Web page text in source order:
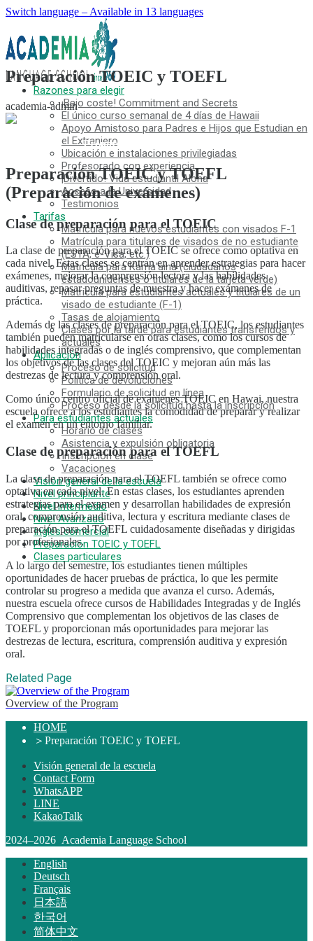
Switch language – Available in 13 languages
Razones para elegir
¡Bajo coste! Commitment and Secrets
El único curso semanal de 4 días de Hawaii
Apoyo Amistoso para Padres e Hijos que Estudian en
el Extranjero
Ubicación e instalaciones privilegiadas
Profesorado con experiencia
¡Divertido! Vida estudiantil Aloha
Acceso a la Universidad
Testimonios
Tarifas
Matrícula para nuevos estudiantes con visados F-1
Matrícula para titulares de visados de no estudiante
(ESTA, e-Visa, etc.)
Matrícula para Kama’aina (ciudadanos
estadounidenses o titulares de la tarjeta verde)
Matrícula para estudiantes actuales y titulares de un
visado de estudiante (F-1)
Tasas de alojamiento
Clases por la tarde para estudiantes transferidos y
actuales
Aplicación
Proceso de solicitud
Política de devoluciones
Formulario de solicitud en línea
Proceso desde la solicitud hasta la inscripción
Para estudiantes actuales
Horario de clases
Asistencia y expulsión obligatoria
Inscripción en clase
Vacaciones
Visión general de la escuela
Nivel principiante
Nivel intermedio
Nivel Avanzado
Inglés comercial
Preparación TOEIC y TOEFL
Clases particulares
MENU
Razones para elegir
¡Bajo coste! Commitment and Secrets
El único curso semanal de 4 días de Hawaii
Apoyo Amistoso para Padres e Hijos que
Profesorado con experiencia
¡Divertido! Vida estudiantil Aloha
Acceso a la Universidad
Testimonios
Tarifas
1
Matrícula para titulares de visados de no
estudiante (ESTA, e-Visa, etc.)
estadounidenses o titulares de la tarjeta verde)
un visado de estudiante (F-1)
Tasas de alojamiento
Clases por la tarde para estudiantes transferidos
y actuales
Aplicación
Proceso de solicitud
Política de devoluciones
Formulario de solicitud en línea
Preparación TOEIC y TOEFL
academia-admin
Preparación TOEIC y TOEFL
Preparación TOEIC y TOEFL
(Preparación de exámenes)
Clase de preparación para el TOEIC
La clase de preparación para el TOEIC se ofrece como optativa en
cada nivel. Estas clases se centran en aprender estrategias para hacer
exámenes, mejorar la comprensión lectora y las habilidades
auditivas, repasar preguntas de muestra y hacer exámenes de
práctica.
Además de las clases de preparación para el TOEIC, los estudiantes
también pueden matricularse en otras clases, como los cursos de
habilidades integradas o de inglés comprensivo, que complementan
los objetivos de las clases del TOEIC y mejoran aún más las
destrezas de lectura y comprensión oral.
Como único centro oficial de exámenes TOEIC en Hawai, nuestra
escuela ofrece a los estudiantes la comodidad de preparar y realizar
el examen en un entorno familiar.
Clase de preparación para el TOEFL
La clase de preparación para el TOEFL también se ofrece como
optativa en cada nivel. En estas clases, los estudiantes aprenden
estrategias para el examen y desarrollan habilidades de expresión
oral, comprensión auditiva, lectura y escritura mediante clases de
preparación para el TOEFL cuidadosamente diseñadas y dirigidas
por profesionales.
A lo largo del semestre, los estudiantes tienen múltiples
oportunidades de hacer pruebas de práctica, lo que les permite
controlar su progreso a medida que avanza el curso. Además,
nuestra escuela ofrece cursos de Habilidades Integradas y de Inglés
Comprensivo que complementan los objetivos de las clases de
TOEFL y proporcionan más oportunidades para mejorar las
destrezas de lectura, escritura, comprensión auditiva y expresión
oral.
Related Page
Overview of the Program
HOME
＞ Preparación TOEIC y TOEFL
Visión general de la escuela
Contact Form
WhatsAPP
LINE
KakaoTalk
2024–2026 Academia Language School
English
Deutsch
Français
日本語
한국어
简体中文